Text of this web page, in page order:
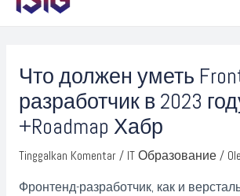
Что должен уметь
разработчик в 2023
+Roadmap Хабр
Tinggalkan Komentar / IT Образование/
Фронтенд-разработчик, как и